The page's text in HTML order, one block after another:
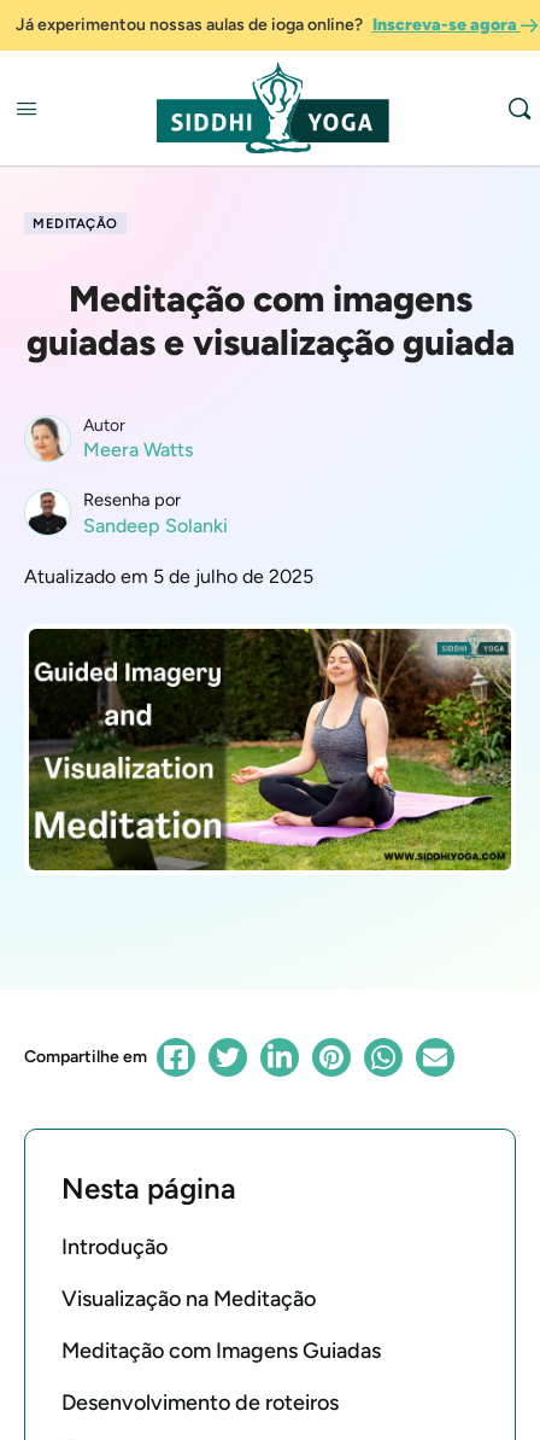
Já experimentou nossas aulas de ioga online? Inscreva-se agora
MEDITAÇÃO
Meditação com imagens
guiadas e visualização guiada
Autor
Meera Watts
Resenha por
Sandeep Solanki
Atualizado em 5 de julho de 2025
Compartilhe em
Nesta página
Introdução
Visualização na Meditação
Meditação com Imagens Guiadas
Desenvolvimento de roteiros